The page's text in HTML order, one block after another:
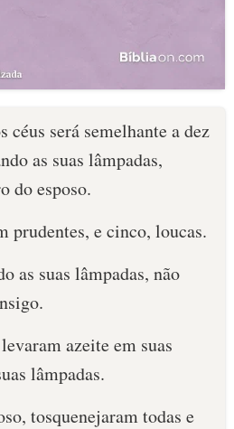
céus será semelhante a dez
as suas lâmpadas,
do esposo.
prudentes, e cinco, loucas.
as suas lâmpadas, não
azeite em suas
lâmpadas.
tosquenejaram todas e